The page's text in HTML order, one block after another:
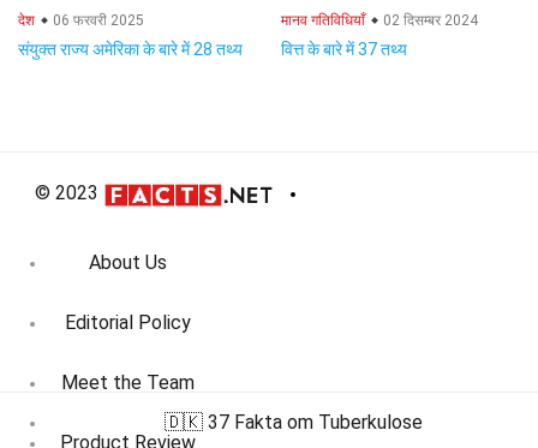
देश 06 फरवरी 2025
संयुक्त राज्य अमेरिका के बारे में 28 तथ्य
मानव गतिविधियाँ 02 दिसम्बर 2024
वित्त के बारे में 37 तथ्य
© 2023
About Us
Editorial Policy
Meet the Team
Product Review
🇩🇰 37 Fakta om Tuberkulose